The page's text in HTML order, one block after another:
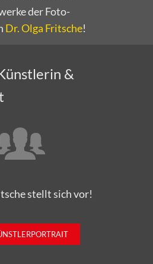
der Foto-
Dr. Olga Fritsche!
&
stellt sich vor!